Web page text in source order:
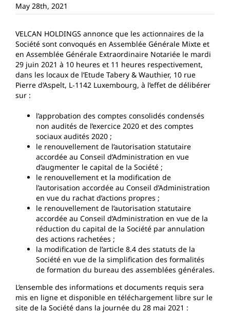
May 28th, 2021
VELCAN HOLDINGS annonce que les actionnaires de la
Société sont convoqués en Assemblée Générale Mixte et
en Assemblée Générale Extraordinaire Notariée le mardi
29 juin 2021 à 10 heures et 11 heures respectivement,
dans les locaux de l’Etude Tabery & Wauthier, 10 rue
Pierre d’Aspelt, L‐1142 Luxembourg, à l’effet de délibérer
sur :
l’approbation des comptes consolidés condensés
non audités de l’exercice 2020 et des comptes
sociaux audités 2020 ;
le renouvellement de l’autorisation statutaire
accordée au Conseil d’Administration en vue
d’augmenter le capital de la Société ;
le renouvellement et la modification de
l’autorisation accordée au Conseil d’Administration
en vue du rachat d’actions propres ;
le renouvellement de l’autorisation statutaire
accordée au Conseil d’Administration en vue de la
réduction du capital de la Société par annulation
des actions rachetées ;
la modification de l’article 8.4 des statuts de la
Société en vue de la simplification des formalités
de formation du bureau des assemblées générales.
L’ensemble des informations et documents requis sera
mis en ligne et disponible en téléchargement libre sur le
site de la Société dans la journée du 28 mai 2021 :